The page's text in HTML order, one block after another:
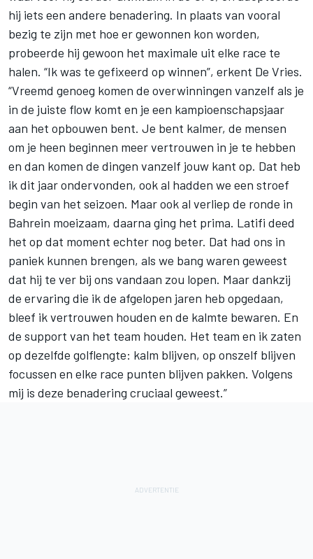
hij iets een andere benadering. In plaats van vooral
bezig te zijn met hoe er gewonnen kon worden,
probeerde hij gewoon het maximale uit elke race te
halen. “Ik was te gefixeerd op winnen”, erkent De Vries.
“Vreemd genoeg komen de overwinningen vanzelf als je
in de juiste flow komt en je een kampioenschapsjaar
aan het opbouwen bent. Je bent kalmer, de mensen
om je heen beginnen meer vertrouwen in je te hebben
en dan komen de dingen vanzelf jouw kant op. Dat heb
ik dit jaar ondervonden, ook al hadden we een stroef
begin van het seizoen. Maar ook al verliep de ronde in
Bahrein moeizaam, daarna ging het prima. Latifi deed
het op dat moment echter nog beter. Dat had ons in
paniek kunnen brengen, als we bang waren geweest
dat hij te ver bij ons vandaan zou lopen. Maar dankzij
de ervaring die ik de afgelopen jaren heb opgedaan,
bleef ik vertrouwen houden en de kalmte bewaren. En
de support van het team houden. Het team en ik zaten
op dezelfde golflengte: kalm blijven, op onszelf blijven
focussen en elke race punten blijven pakken. Volgens
mij is deze benadering cruciaal geweest.”